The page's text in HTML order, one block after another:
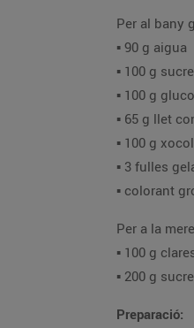
Per al bany
▪️ 90 g aigua
▪️ 100 g sucre
▪️ 100 g
▪️ 65 g llet
▪️ 100 g
▪️ 3 fulles
▪️ colorant
Per a la
▪️ 100 g
▪️ 200 g sucre
Preparació: